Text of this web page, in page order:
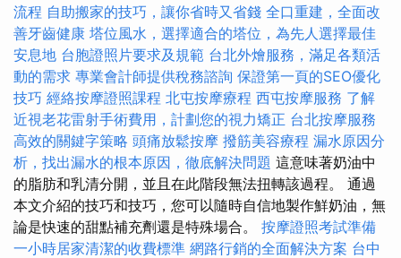
流程 自助搬家的技巧，讓你省時又省錢 全口重建，全面改
善牙齒健康 塔位風水，選擇適合的塔位，為先人選擇最佳
安息地 台胞證照片要求及規範 台北外燴服務，滿足各類活
動的需求 專業會計師提供稅務諮詢 保證第一頁的SEO優化
技巧 經絡按摩證照課程 北屯按摩療程 西屯按摩服務 了解
近視老花雷射手術費用，計劃您的視力矯正 台北按摩服務
高效的關鍵字策略 頭痛放鬆按摩 撥筋美容療程 漏水原因分
析，找出漏水的根本原因，徹底解決問題 這意味著奶油中
的脂肪和乳清分開，並且在此階段無法扭轉該過程。 通過
本文介紹的技巧和技巧，您可以隨時自信地製作鮮奶油，無
論是快速的甜點補充劑還是特殊場合。 按摩證照考試準備
一小時居家清潔的收費標準 網路行銷的全面解決方案 台中